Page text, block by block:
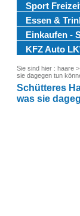
Sport
Essen &
Einkaufen -
KFZ Auto
Sie sind hier : haare >
sie dagegen tun
Schütteres
was sie